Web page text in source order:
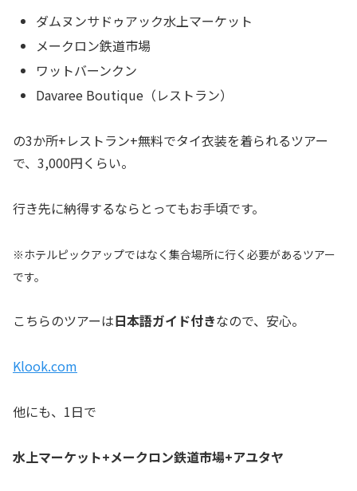
ダムヌンサドゥアック水上マーケット
メークロン鉄道市場
ワットバーンクン
Davaree Boutique（レストラン）
の3か所+レストラン+無料でタイ衣装を着られるツアー
で、3,000円くらい。
行き先に納得するならとってもお手頃です。
※ホテルピックアップではなく集合場所に行く必要があるツアー
です。
こちらのツアーは日本語ガイド付きなので、安心。
Klook.com
他にも、1日で
水上マーケット+メークロン鉄道市場+アユタヤ